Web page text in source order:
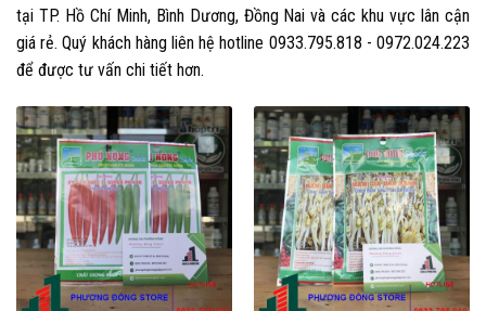
tại TP. Hồ Chí Minh, Bình Dương, Đồng Nai và các khu vực lân cận
giá rẻ. Quý khách hàng liên hệ hotline 0933.795.818 - 0972.024.223
để được tư vấn chi tiết hơn.